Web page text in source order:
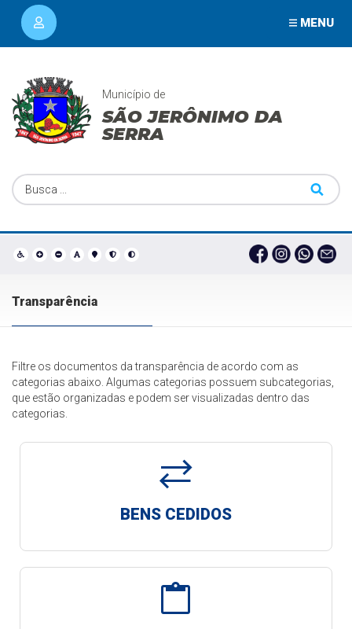
MENU
Município de
SÃO JERÔNIMO DA
SERRA
Transparência
Filtre os documentos da transparência de acordo com as
categorias abaixo. Algumas categorias possuem subcategorias,
que estão organizadas e podem ser visualizadas dentro das
categorias.
sync_alt
BENS CEDIDOS
content_paste